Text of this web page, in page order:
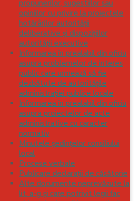
propunerilor, sugestiilor sau
opiniilor cu privire la proiectele
hotărârilor autorității
deliberative și dispozițiilor
autorității executive
Informarea în prealabil din oficiu
asupra problemelor de interes
public care urmează să fie
dezbătute de autoritățile
administrației publice locale
Informarea în prealabil din oficiu
asupra proiectelor de acte
administrative cu caracter
normativ
Minutele şedinţelor consiliului
local
Procese verbale
Publicare declarații de căsătorie
Alte documente neprevăzute la
lit. a-g și care potrivit legii fac